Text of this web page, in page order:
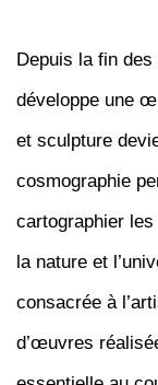
Depuis la fin
développe une
et sculpture
cosmographie
cartographier
la nature et
consacrée à
d’œuvres